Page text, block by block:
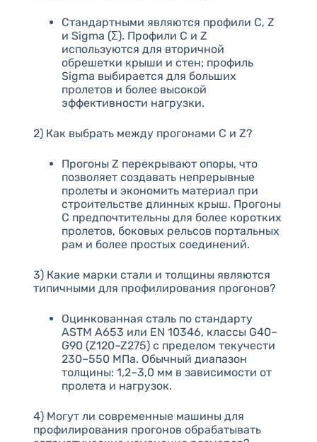
Стандартными являются профили C, Z
и Sigma (Σ). Профили C и Z
используются для вторичной
обрешетки крыши и стен; профиль
Sigma выбирается для больших
пролетов и более высокой
эффективности нагрузки.
2) Как выбрать между прогонами C и Z?
Прогоны Z перекрывают опоры, что
позволяет создавать непрерывные
пролеты и экономить материал при
строительстве длинных крыш. Прогоны
C предпочтительны для более коротких
пролетов, боковых рельсов портальных
рам и более простых соединений.
3) Какие марки стали и толщины являются
типичными для профилирования прогонов?
Оцинкованная сталь по стандарту
ASTM A653 или EN 10346, классы G40–
G90 (Z120–Z275) с пределом текучести
230–550 МПа. Обычный диапазон
толщины: 1,2–3,0 мм в зависимости от
пролета и нагрузок.
4) Могут ли современные машины для
профилирования прогонов обрабатывать